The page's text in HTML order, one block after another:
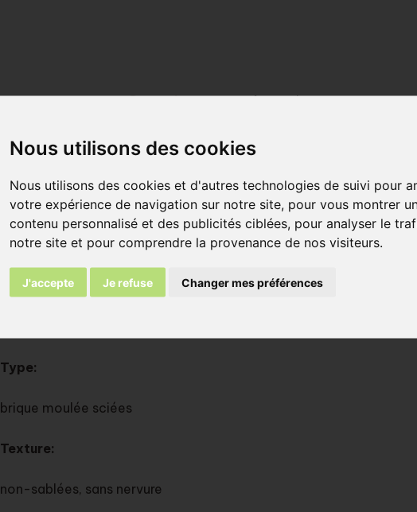
Nous utilisons des cookies
Nous utilisons des cookies et d'autres technologies de suivi pour
votre expérience de navigation sur notre site, pour vous montrer
contenu personnalisé et des publicités ciblées, pour analyser le
notre site et pour comprendre la provenance de nos visiteurs.
J'accepte Je refuse Changer mes préférences
Overview Attachments
Consultez la brique de parement:
Nature7 brick M
Dimensions L x E x l (hauteur) ca. :
Type:
brique moulée sciées
Texture:
non-sablées, sans nervure